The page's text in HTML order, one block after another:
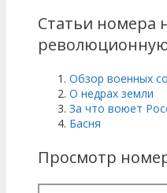
Статьи номера
Обзор военных
О недрах земли
За что воюет
Басня
Просмотр